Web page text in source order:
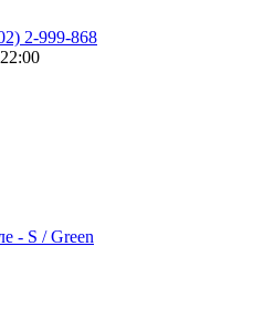
2-999-868
- S / Green